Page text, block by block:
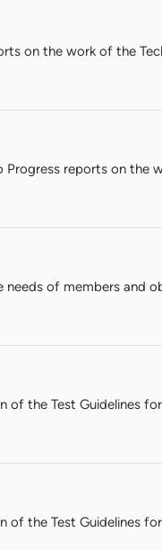
on the work of the
Progress reports on the
needs of members and
of the Test Guidelines
of the Test Guidelines